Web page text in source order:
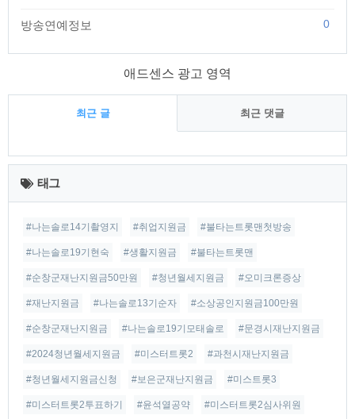
방송연예정보 0
애드센스 광고 영역
최근 글 최근 댓글
최
근
글
태그
#나는솔로14기촬영지 #취업지원금 #불타는트롯맨첫방송
#나는솔로19기현숙 #생활지원금 #불타는트롯맨
#순창군재난지원금50만원 #청년월세지원금 #오미크론증상
#재난지원금 #나는솔로13기순자 #소상공인지원금100만원
#순창군재난지원금 #나는솔로19기모태솔로 #문경시재난지원금
#2024청년월세지원금 #미스터트롯2 #과천시재난지원금
#청년월세지원금신청 #보은군재난지원금 #미스트롯3
#미스터트롯2투표하기 #윤석열공약 #미스터트롯2심사위원